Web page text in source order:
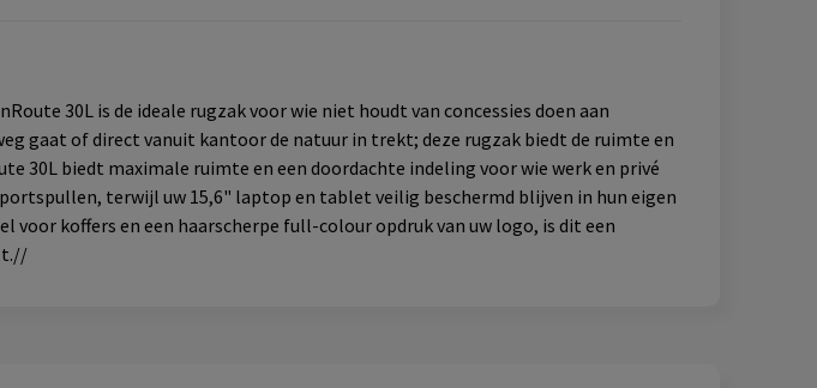
30L is de ideale rugzak voor wie niet houdt van concessies doen aan
gaat of direct vanuit kantoor de natuur in trekt; deze rugzak biedt de ruimte en
30L biedt maximale ruimte en een doordachte indeling voor wie werk en privé
terwijl uw 15,6" laptop en tablet veilig beschermd blijven in hun eigen
koffers en een haarscherpe full-colour opdruk van uw logo, is dit een
/​